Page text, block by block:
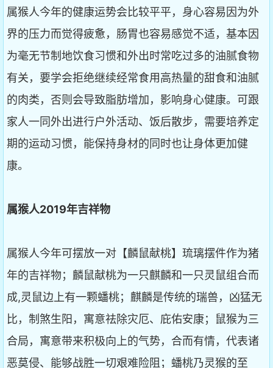
属猴人今年的健康运势会比较平平，身心容易因为外
界的压力而觉得疲惫，肠胃也容易感觉不适，基本因
为毫无节制地饮食习惯和外出时常吃过多的油腻食物
有关，要学会拒绝继续经常食用高热量的甜食和油腻
的肉类，否则会导致脂肪增加，影响身心健康。可跟
家人一同外出进行户外活动、饭后散步，需要培养定
期的运动习惯，能保持身材的同时也让身体更加健
康。
属猴人2019年吉祥物
属猴人今年可摆放一对【麟鼠献桃】琉璃摆件作为猪
年的吉祥物；麟鼠献桃为一只麒麟和一只灵鼠组合而
成,灵鼠边上有一颗蟠桃；麒麟是传统的瑞兽，凶猛无
比，制煞生阳，寓意祛除灾厄、庇佑安康；鼠猴为三
合局，寓意带来积极向上的气势，合而有情，代表诸
恶莫侵、能够战胜一切艰难险阻；蟠桃乃灵猴的至